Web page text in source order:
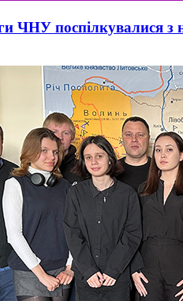
ЧНУ поспілкувалися з